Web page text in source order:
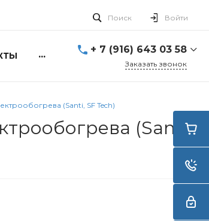
Поиск Войти
... + 7 (916) 643 03 58
Свиридова д.5
Пн-Вс: 10:00 - 20:00
info@smartdive.ru
Заказать звонок
(Santi, SF Tech)
(Santi,